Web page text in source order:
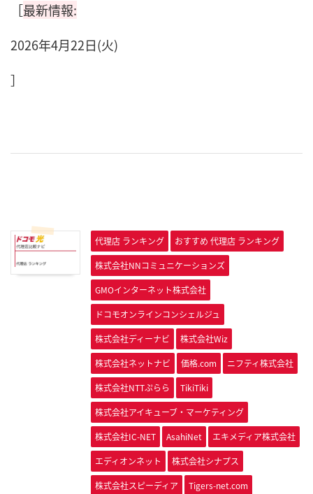
［最新情報:
2026年4月22日(火)
］
代理店 ランキング おすすめ 代理店 ランキング
株式会社NNコミュニケーションズ
GMOインターネット株式会社
ドコモオンラインコンシェルジュ
株式会社ディーナビ 株式会社Wiz
株式会社ネットナビ 価格.com ニフティ株式会社
株式会社NTTぷらら TikiTiki
株式会社アイキューブ・マーケティング
株式会社IC-NET AsahiNet エキメディア株式会社
エディオンネット 株式会社シナプス
株式会社スピーディア Tigers-net.com